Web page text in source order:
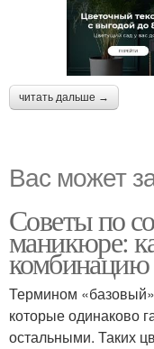
читать дальше →
Вас может
Советы по
маникюре:
комбинацию
Термином
которые одинаково
остальными. Таких